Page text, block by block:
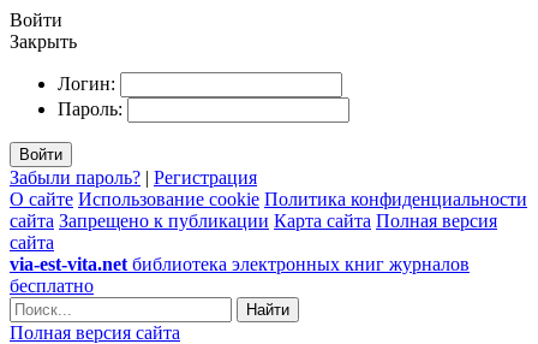
Войти
Закрыть
Логин:
Пароль:
Войти
Забыли пароль? | Регистрация
О сайте Использование cookie Политика конфиденциальности
сайта Запрещено к публикации Карта сайта Полная версия
сайта
via-est-vita.net библиотека электронных книг журналов
бесплатно
Найти
Полная версия сайта